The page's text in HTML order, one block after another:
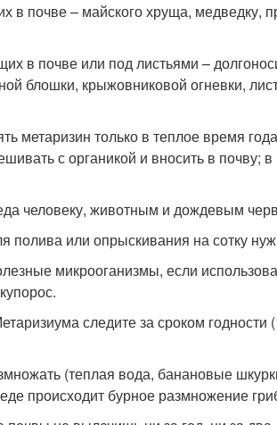
в почве – майского хруща, медведку,
в почве или под листьями –
блошки, крыжовниковой огневки,
метаризин только в теплое время
с органикой и вносить в почву;
человеку, животным и дождевым
полива или опрыскивания на сотку
микрооганизмы, если
следите за сроком
(теплая вода, банановые
происходит бурное размножение